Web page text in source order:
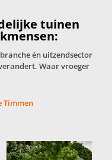
tuinen
én uitzendsector
Waar vroeger
Timmen